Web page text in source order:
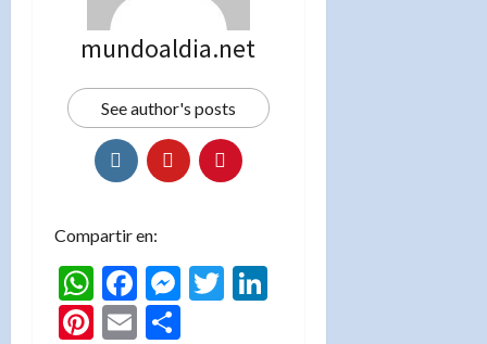
mundoaldia.net
See author's posts
Compartir en:
WhatsApp
Facebook
Messenger
Twitter
Pinterest
Email